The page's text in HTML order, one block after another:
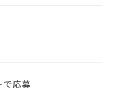
で応募